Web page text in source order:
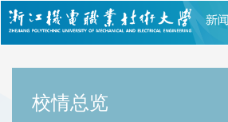
校情总览